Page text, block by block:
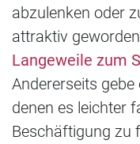
abzulenken oder
attraktiv
Langeweile zum
Andererseits
denen es leichter
Beschäftigung zu